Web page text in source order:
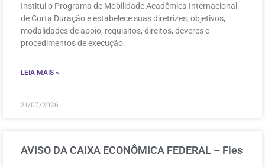
Institui o Programa de Mobilidade Acadêmica Internacional
de Curta Duração e estabelece suas diretrizes, objetivos,
modalidades de apoio, requisitos, direitos, deveres e
procedimentos de execução.
LEIA MAIS »
21/07/2026
AVISO DA CAIXA ECONÔMICA FEDERAL – Fies